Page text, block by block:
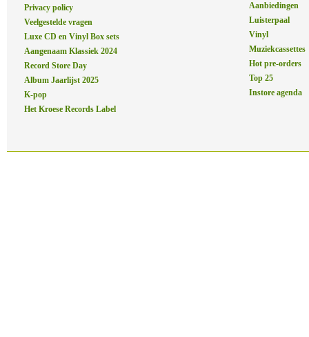
Privacy policy
Veelgestelde vragen
Luxe CD en Vinyl Box sets
Aangenaam Klassiek 2024
Record Store Day
Album Jaarlijst 2025
K-pop
Het Kroese Records Label
Aanbiedingen
Luisterpaal
Vinyl
Muziekcassettes
Hot pre-orders
Top 25
Instore agenda